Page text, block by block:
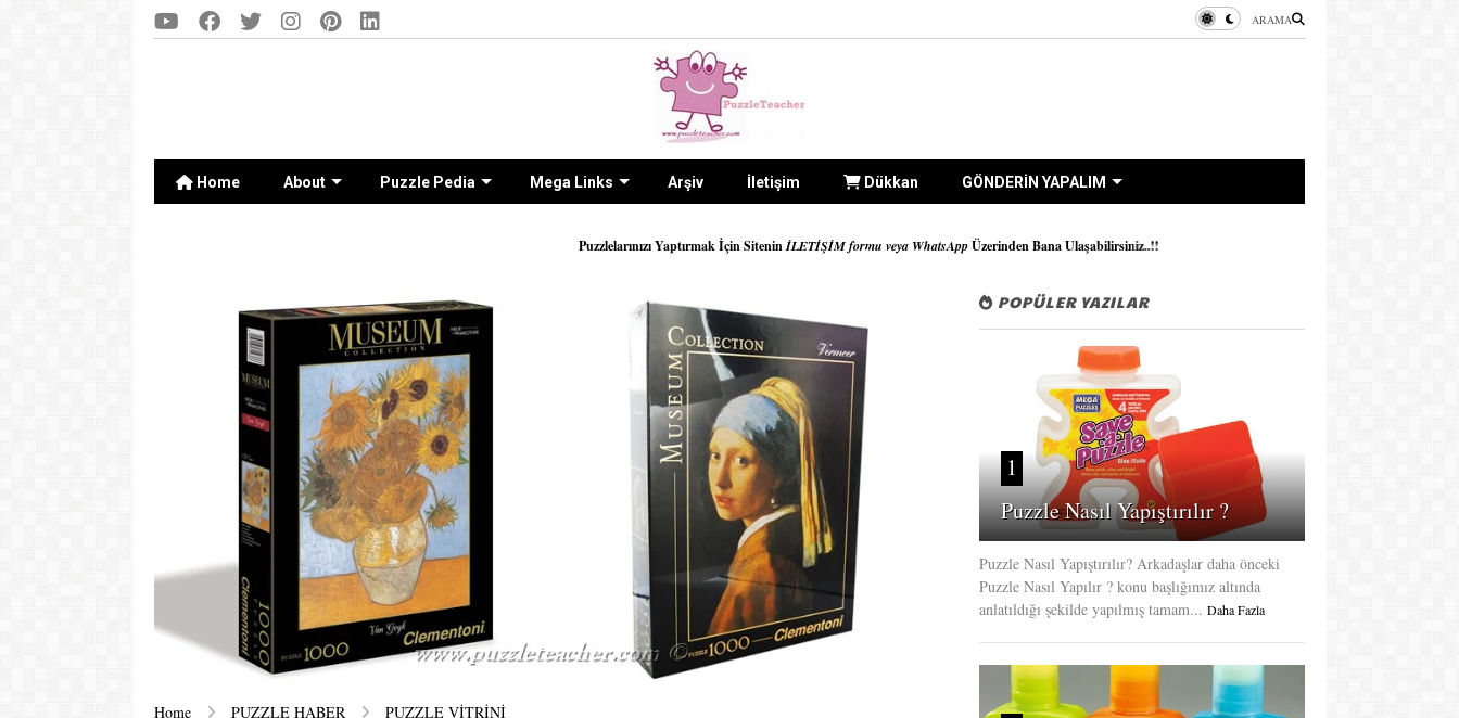
ARAMA
Home About Puzzle Pedia Mega Links Arşiv İletişim Dükkan GÖNDERİN YAPALIM
Puzzlelarınızı Yaptırmak İçin SiteninİLETİŞİM formu veya WhatsAppÜzerinden Bana Ulaşabilirsiniz..!!
Home PUZZLE HABER PUZZLE VİTRİNİ
POPÜLER YAZILAR
1
Puzzle Nasıl Yapıştırılır ?
Puzzle Nasıl Yapıştırılır? Arkadaşlar daha önceki
Puzzle Nasıl Yapılır ? konu başlığımız altında
anlatıldığı şekilde yapılmış tamam... Daha Fazla